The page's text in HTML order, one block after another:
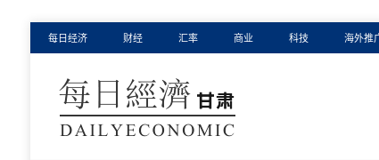
每日经济 财经 汇率 商业 科技 海外推